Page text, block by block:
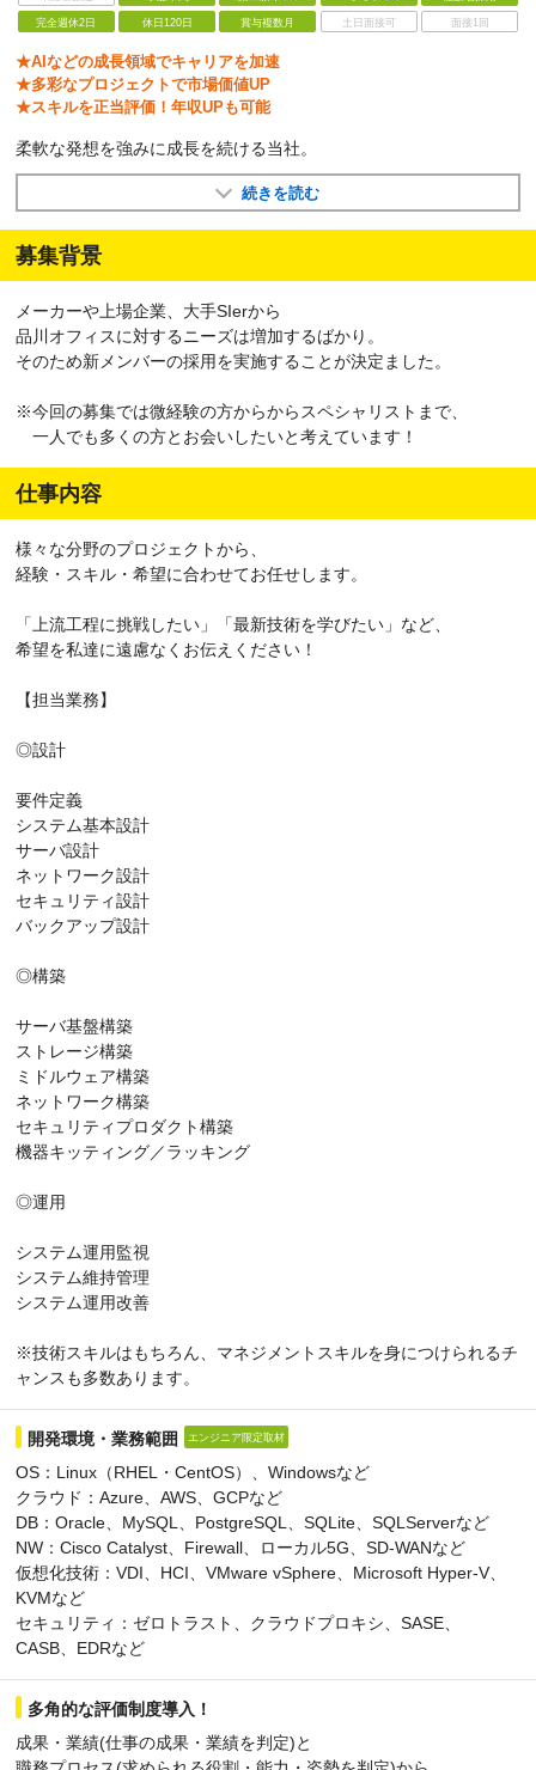
完全週休2日 休日120日 賞与複数月 土日面接可 面接1回
★AIなどの成長領域でキャリアを加速
★多彩なプロジェクトで市場価値UP
★スキルを正当評価！年収UPも可能
柔軟な発想を強みに成長を続ける当社。
続きを読む
募集背景
メーカーや上場企業、大手SIerから
品川オフィスに対するニーズは増加するばかり。
そのため新メンバーの採用を実施することが決定ました。
※今回の募集では微経験の方からからスペシャリストまで、
一人でも多くの方とお会いしたいと考えています！
仕事内容
様々な分野のプロジェクトから、
経験・スキル・希望に合わせてお任せします。
「上流工程に挑戦したい」「最新技術を学びたい」など、
希望を私達に遠慮なくお伝えください！
【担当業務】
◎設計
要件定義
システム基本設計
サーバ設計
ネットワーク設計
セキュリティ設計
バックアップ設計
◎構築
サーバ基盤構築
ストレージ構築
ミドルウェア構築
ネットワーク構築
セキュリティプロダクト構築
機器キッティング／ラッキング
◎運用
システム運用監視
システム維持管理
システム運用改善
※技術スキルはもちろん、マネジメントスキルを身につけられるチ
ャンスも多数あります。
開発環境・業務範囲 エンジニア限定取材
OS：Linux（RHEL・CentOS）、Windowsなど
クラウド：Azure、AWS、GCPなど
DB：Oracle、MySQL、PostgreSQL、SQLite、SQLServerなど
NW：Cisco Catalyst、Firewall、ローカル5G、SD-WANなど
仮想化技術：VDI、HCI、VMware vSphere、Microsoft Hyper-V、
KVMなど
セキュリティ：ゼロトラスト、クラウドプロキシ、SASE、
CASB、EDRなど
多角的な評価制度導入！
成果・業績(仕事の成果・業績を判定)と